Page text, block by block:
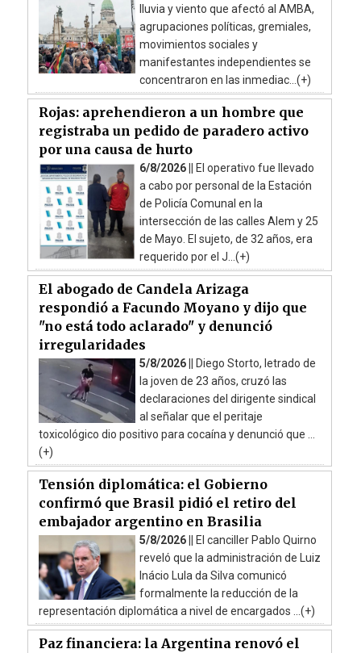
lluvia y viento que afectó al AMBA,
agrupaciones políticas, gremiales,
movimientos sociales y
manifestantes independientes se
concentraron en las inmediac...(+)
Rojas: aprehendieron a un hombre que
registraba un pedido de paradero activo
por una causa de hurto
6/8/2026 ||
El operativo fue llevado
a cabo por personal de la Estación
de Policía Comunal en la
intersección de las calles Alem y 25
de Mayo. El sujeto, de 32 años, era
requerido por el J...(+)
El abogado de Candela Arizaga
respondió a Facundo Moyano y dijo que
"no está todo aclarado" y denunció
irregularidades
5/8/2026 ||
Diego Storto, letrado de
la joven de 23 años, cruzó las
declaraciones del dirigente sindical
al señalar que el peritaje
toxicológico dio positivo para cocaína y denunció que ...
(+)
Tensión diplomática: el Gobierno
confirmó que Brasil pidió el retiro del
embajador argentino en Brasilia
5/8/2026 ||
El canciller Pablo Quirno
reveló que la administración de Luiz
Inácio Lula da Silva comunicó
formalmente la reducción de la
representación diplomática a nivel de encargados ...(+)
Paz financiera: la Argentina renovó el